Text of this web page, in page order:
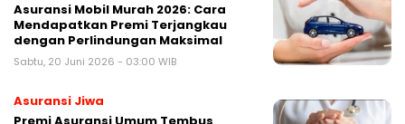
Asuransi Mobil Murah 2026: Cara
Mendapatkan Premi Terjangkau
dengan Perlindungan Maksimal
Sabtu, 20 Juni 2026 - 03:00 WIB
Asuransi Jiwa